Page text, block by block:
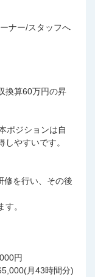
ナー/スタッフへ
換算60万円の昇
ポジションは自
やすいです。
修を行い、その後
。
円
月43時間分)